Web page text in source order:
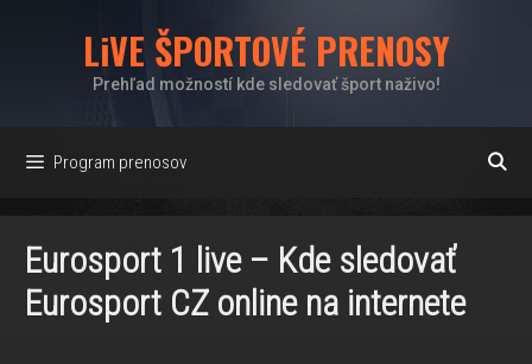
LiVE ŠPORTOVÉ PRENOSY
Prehľad možností kde sledovať šport naživo!
Program prenosov
Eurosport 1 live – Kde sledovať
Eurosport CZ online na internete